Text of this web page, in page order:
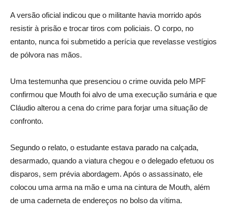
A versão oficial indicou que o militante havia morrido após
resistir à prisão e trocar tiros com policiais. O corpo, no
entanto, nunca foi submetido a perícia que revelasse vestígios
de pólvora nas mãos.
Uma testemunha que presenciou o crime ouvida pelo MPF
confirmou que Mouth foi alvo de uma execução sumária e que
Cláudio alterou a cena do crime para forjar uma situação de
confronto.
Segundo o relato, o estudante estava parado na calçada,
desarmado, quando a viatura chegou e o delegado efetuou os
disparos, sem prévia abordagem. Após o assassinato, ele
colocou uma arma na mão e uma na cintura de Mouth, além
de uma caderneta de endereços no bolso da vítima.